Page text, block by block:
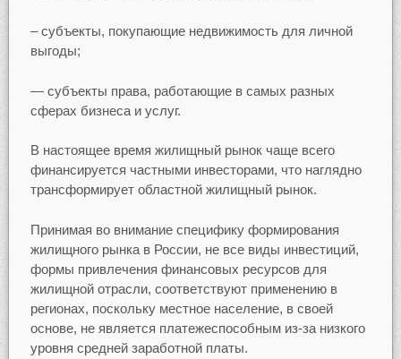
– субъекты, покупающие недвижимость для личной
выгоды;
— субъекты права, работающие в самых разных
сферах бизнеса и услуг.
В настоящее время жилищный рынок чаще всего
финансируется частными инвесторами, что наглядно
трансформирует областной жилищный рынок.
Принимая во внимание специфику формирования
жилищного рынка в России, не все виды инвестиций,
формы привлечения финансовых ресурсов для
жилищной отрасли, соответствуют применению в
регионах, поскольку местное население, в своей
основе, не является платежеспособным из-за низкого
уровня средней заработной платы.